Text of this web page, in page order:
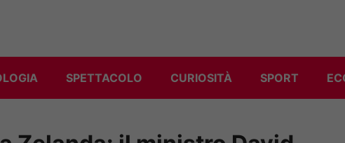
SPETTACOLO CURIOSITÀ SPORT